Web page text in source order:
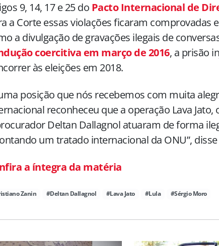
9, 14, 17 e 25 do Pacto Internacional de
a Corte essas violações ficaram comprovadas
a divulgação de gravações ilegais de
coercitiva em março de 2016, a prisão
às eleições em 2018.
posição que nós recebemos com muita
reconheceu que a operação Lava Jato,
Deltan Dallagnol atuaram de forma
um tratado internacional da ONU”, disse
a íntegra da matéria
Zanin #Deltan Dallagnol #Lava Jato #Lula #Sérgio Moro